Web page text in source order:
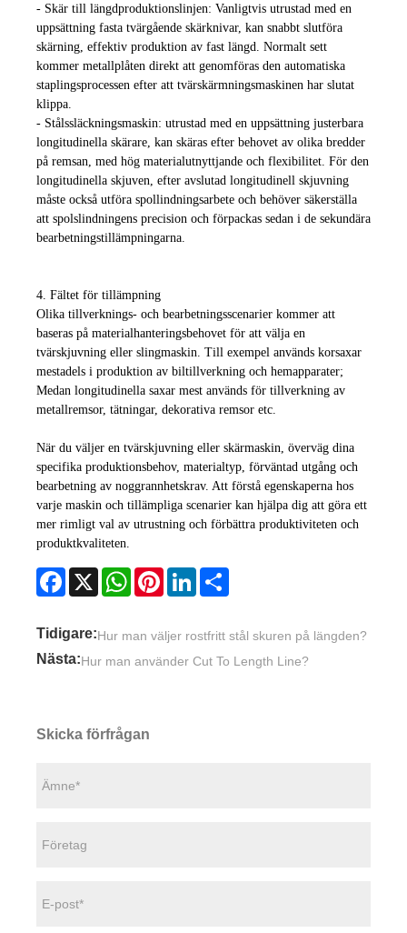
- Skär till längdproduktionslinjen: Vanligtvis utrustad med en
uppsättning fasta tvärgående skärknivar, kan snabbt slutföra
skärning, effektiv produktion av fast längd. Normalt sett
kommer metallplåten direkt att genomföras den automatiska
staplingsprocessen efter att tvärskärmningsmaskinen har slutat
klippa.
- Stålssläckningsmaskin: utrustad med en uppsättning justerbara
longitudinella skärare, kan skäras efter behovet av olika bredder
på remsan, med hög materialutnyttjande och flexibilitet. För den
longitudinella skjuven, efter avslutad longitudinell skjuvning
måste också utföra spollindningsarbete och behöver säkerställa
att spolslindningens precision och förpackas sedan i de sekundära
bearbetningstillämpningarna.
4. Fältet för tillämpning
Olika tillverknings- och bearbetningsscenarier kommer att
baseras på materialhanteringsbehovet för att välja en
tvärskjuvning eller slingmaskin. Till exempel används korsaxar
mestadels i produktion av biltillverkning och hemapparater;
Medan longitudinella saxar mest används för tillverkning av
metallremsor, tätningar, dekorativa remsor etc.
När du väljer en tvärskjuvning eller skärmaskin, överväg dina
specifika produktionsbehov, materialtyp, förväntad utgång och
bearbetning av noggrannhetskrav. Att förstå egenskaperna hos
varje maskin och tillämpliga scenarier kan hjälpa dig att göra ett
mer rimligt val av utrustning och förbättra produktiviteten och
produktkvaliteten.
Facebook
X WhatsAppPinterestLinkedIn
Tidigare:Hur man väljer rostfritt stål skuren på längden?
Nästa:Hur man använder Cut To Length Line?
Skicka förfrågan